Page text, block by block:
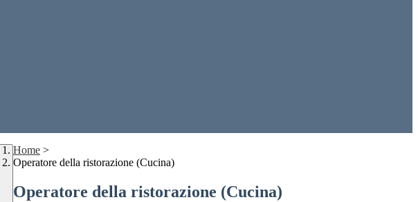
Home >
Operatore della ristorazione (Cucina)
Operatore della ristorazione (Cucina)